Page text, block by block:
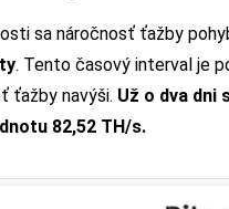
sa náročnosť ťažby
. Tento časový interval je
ťažby navýši. Už o dva dni
82,52 TH/s.